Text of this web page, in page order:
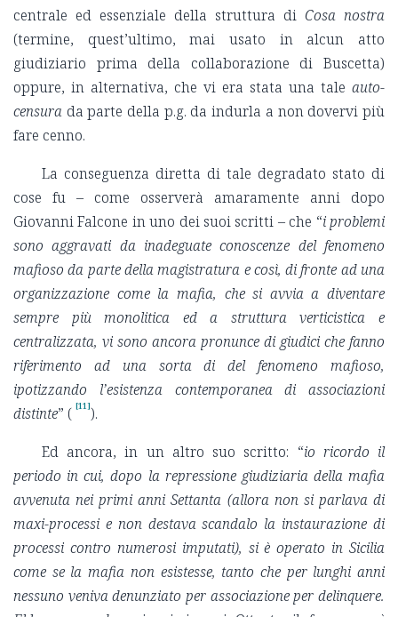
centrale ed essenziale della struttura di Cosa nostra
(termine, quest’ultimo, mai usato in alcun atto
giudiziario prima della collaborazione di Buscetta)
oppure, in alternativa, che vi era stata una tale auto-
censura da parte della p.g. da indurla a non dovervi più
fare cenno.
La conseguenza diretta di tale degradato stato di
cose fu – come osserverà amaramente anni dopo
Giovanni Falcone in uno dei suoi scritti – che “i problemi
sono aggravati da inadeguate conoscenze del fenomeno
mafioso da parte della magistratura e così, di fronte ad una
organizzazione come la mafia, che si avvia a diventare
sempre più monolitica ed a struttura verticistica e
centralizzata, vi sono ancora pronunce di giudici che fanno
riferimento ad una sorta didel fenomeno mafioso,
ipotizzando l’esistenza contemporanea di associazioni
distinte” ( [11]).
Ed ancora, in un altro suo scritto: “io ricordo il
periodo in cui, dopo la repressione giudiziaria della mafia
avvenuta nei primi anni Settanta (allora non si parlava di
maxi-processi e non destava scandalo la instaurazione di
processi contro numerosi imputati), si è operato in Sicilia
come se la mafia non esistesse, tanto che per lunghi anni
nessuno veniva denunziato per associazione per delinquere.